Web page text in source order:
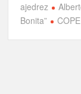
ajedrez
Bonita”